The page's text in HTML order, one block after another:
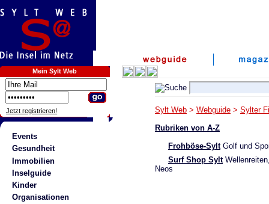
Mein Sylt Web
Jetzt registrieren!
Events
Gesundheit
Immobilien
Inselguide
Kinder
Organisationen
Sylt Web > Webguide > Sylter
Rubriken von A-Z
Frohböse-SyltGolf und
Surf Shop Sylt
Neos